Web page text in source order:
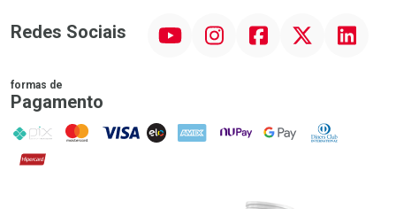
Redes Sociais InstagramFacebookTwitter Linkedin
formas de
Pagamento
PIX MasterCard
VISA ELO AMEX NuPay Google PayDiners Club
Hipercard